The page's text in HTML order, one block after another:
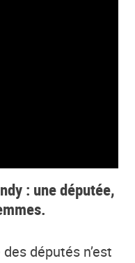
: une députée,
députés n’est